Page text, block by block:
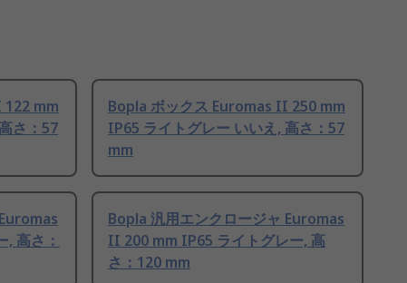
mm
さ：57
Bopla ボックス Euromas II 250 mm
IP65 ライトグレー いいえ, 高さ：57
mm
高さ：
Bopla 汎用エンクロージャ Euromas
II 200 mm IP65 ライトグレー, 高
さ：120 mm